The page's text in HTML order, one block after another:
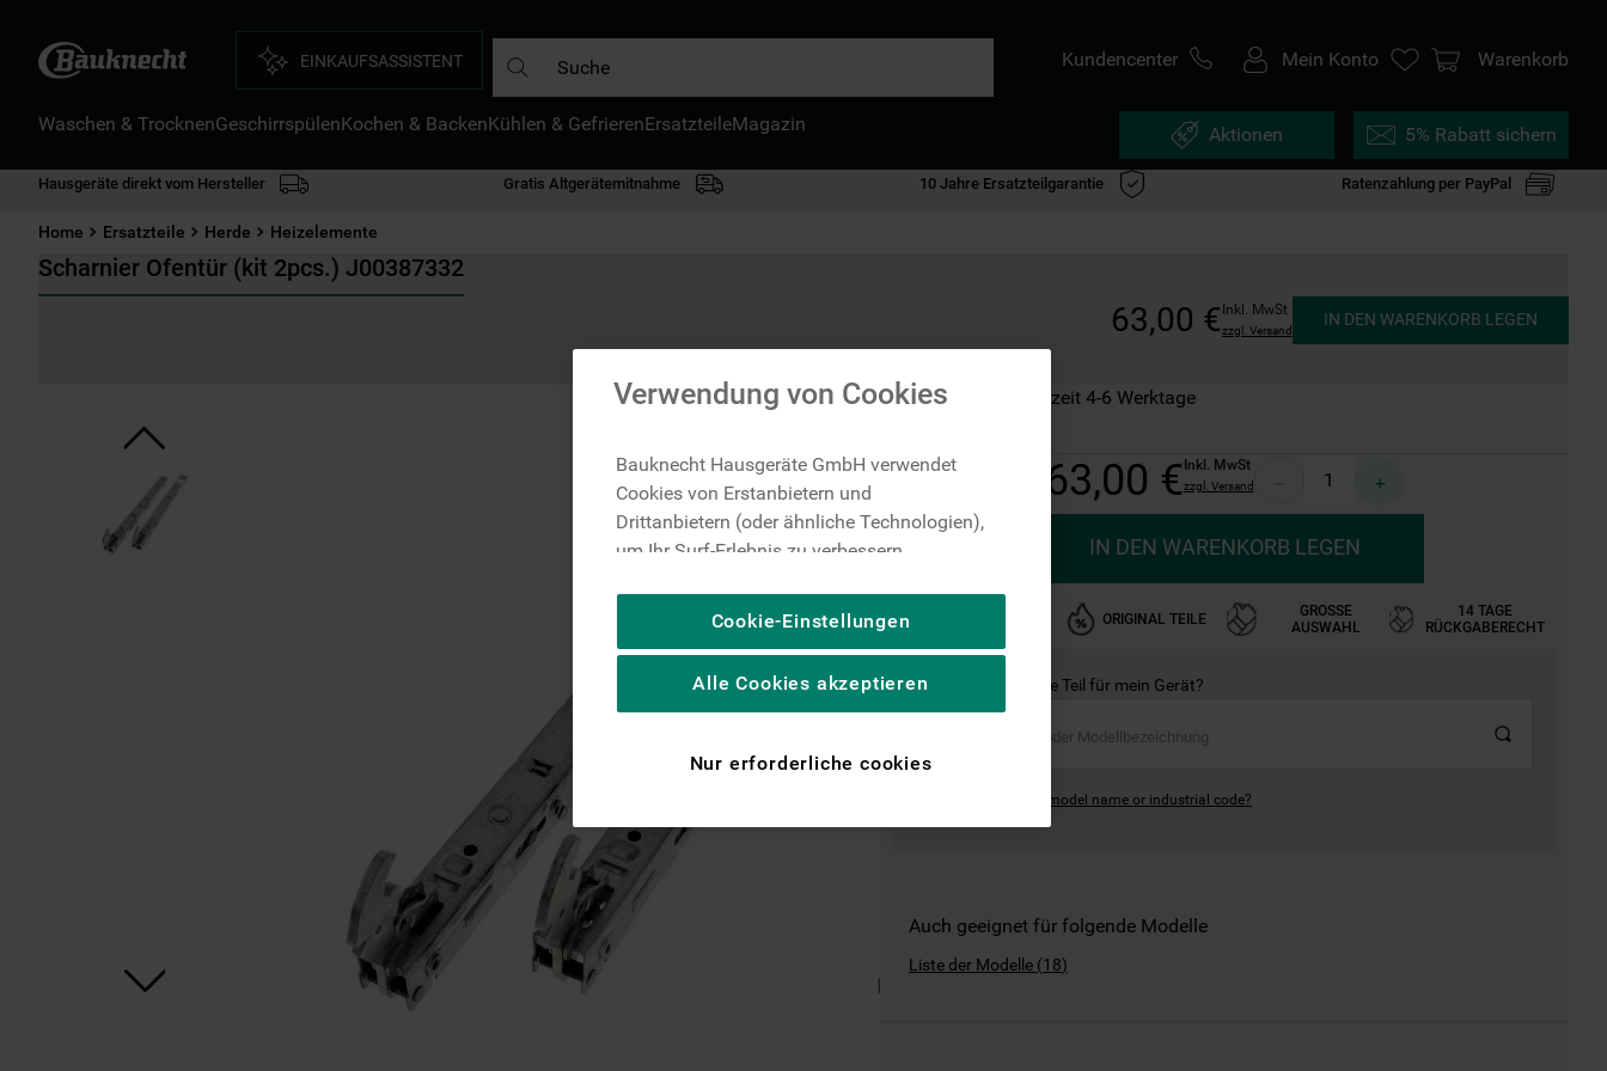
EINKAUFSASSISTENT Kundencenter Mein Konto Warenkorb
Waschen & TrocknenGeschirrspülenKochen & BackenKühlen & GefrierenErsatzteileMagazin Aktionen 5% Rabatt sichern
Hausgeräte direkt vom Hersteller Gratis Altgerätemitnahme 10 Jahre Ersatzteilgarantie Ratenzahlung per PayPal
Home Ersatzteile Herde Heizelemente
Scharnier Ofentür (kit 2pcs.) J00387332
63,00 € Inkl. MwSt
zzgl. Versand
IN DEN WARENKORB LEGEN
Auf Lager: Lieferzeit 4-6 Werktage
63,00 €Inkl. MwSt
zzgl. Versand ＋
IN DEN WARENKORB LEGEN
ORIGINAL TEILE
GROSSE A
USWAHL
14 TAGE
RÜCKGABERECHT
Ist dies das richtige Teil für mein Gerät?
Where can I find the model name or industrial code?
Auch geeignet für folgende Modelle
Liste der Modelle (18)
Verwendung von Cookies
Bauknecht Hausgeräte GmbH verwendet
Cookies von Erstanbietern und
Drittanbietern (oder ähnliche Technologien),
um Ihr Surf-Erlebnis zu verbessern
um die redaktionellen Inhalte der Website
basierend auf Ihrer Nutzung der Website zu
personalisieren, die Funktionalität der
spezifische Funktionen anzubieten
Werbung basierend auf Ihren
Gewohnheiten, Interaktionen mit unseren
Websites, Werbeanzeigen und Interessen
(einschließlich über Drittanbieter und auf
Plattformen, beispielsweise Google LLC –
Cookie-Einstellungen
Nur erforderliche cookies
Alle Cookies akzeptieren
DIE HÄUFIGSTEN SUCHANFRAGEN
gefrierschrank